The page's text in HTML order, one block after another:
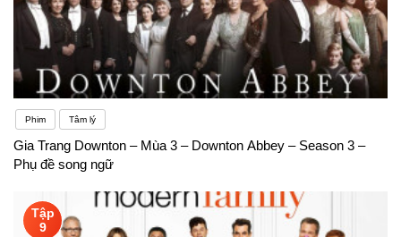
Phim Tâm lý
Gia Trang Downton – Mùa 3 – Downton Abbey – Season 3 –
Phụ đề song ngữ
Tập
9